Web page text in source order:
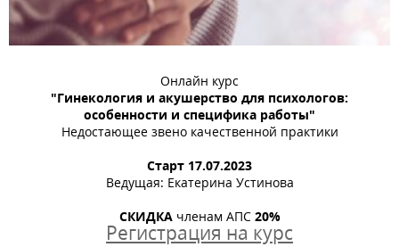
Онлайн курс
"Гинекология и акушерство для психологов:
особенности и специфика работы"
Недостающее звено качественной практики
Старт 17.07.2023
Ведущая: Екатерина Устинова
СКИДКАчленам АПС 20%
Регистрация на курс